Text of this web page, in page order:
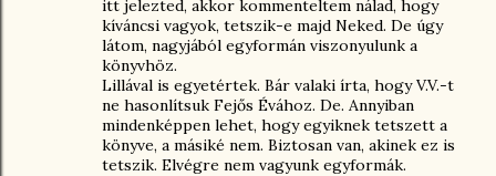
itt jelezted, akkor kommenteltem nálad, hogy
kíváncsi vagyok, tetszik-e majd Neked. De úgy
látom, nagyjából egyformán viszonyulunk a
könyvhöz.
Lillával is egyetértek. Bár valaki írta, hogy V.V.-t
ne hasonlítsuk Fejős Évához. De. Annyiban
mindenképpen lehet, hogy egyiknek tetszett a
könyve, a másiké nem. Biztosan van, akinek ez is
tetszik. Elvégre nem vagyunk egyformák.